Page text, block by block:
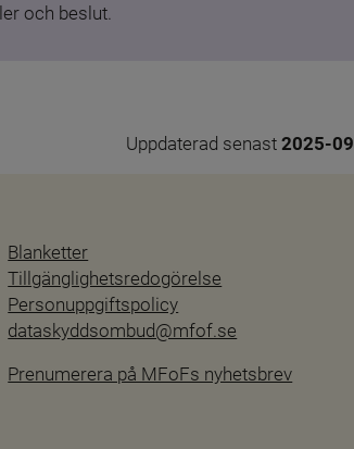
och beslut.
Uppdaterad senast 2025-
Blanketter
Tillgänglighetsredogörelse
Personuppgiftspolicy
dataskyddsombud@mfof.se
Prenumerera på MFoFs nyhetsbrev